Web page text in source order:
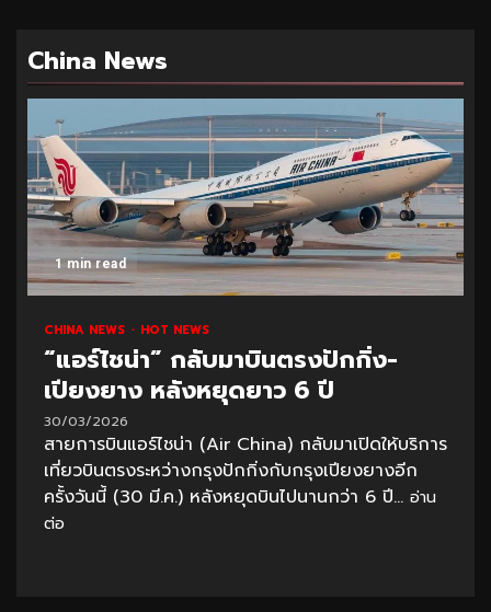
China News
1 min read
CHINA NEWS HOT NEWS
“แอร์ไชน่า” กลับมาบินตรงปักกิ่ง-
เปียงยาง หลังหยุดยาว 6 ปี
30/03/2026
สายการบินแอร์ไชน่า (Air China) กลับมาเปิดให้บริการ
เที่ยวบินตรงระหว่างกรุงปักกิ่งกับกรุงเปียงยางอีก
ครั้งวันนี้ (30 มี.ค.) หลังหยุดบินไปนานกว่า 6 ปี... อ่าน
ต่อ